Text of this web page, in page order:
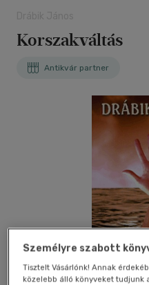
Korszakváltás
Antikvár partner
Személyre szabott
Tisztelt Vásárlónk! Annak
közelebb álló könyveket tudjunk